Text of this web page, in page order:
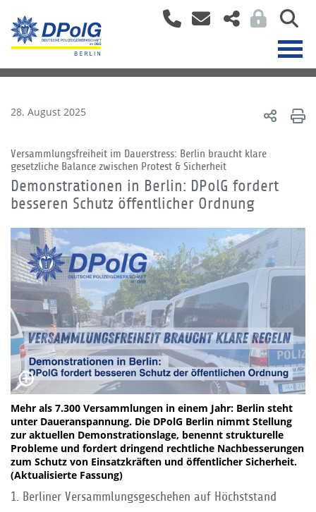
28. August 2025
Versammlungsfreiheit im Dauerstress: Berlin braucht klare
gesetzliche Balance zwischen Protest & Sicherheit
Demonstrationen in Berlin: DPolG fordert
besseren Schutz öffentlicher Ordnung
Mehr als 7.300 Versammlungen in einem Jahr: Berlin steht
unter Daueranspannung. Die DPolG Berlin nimmt Stellung
zur aktuellen Demonstrationslage, benennt strukturelle
Probleme und fordert dringend rechtliche Nachbesserungen
zum Schutz von Einsatzkräften und öffentlicher Sicherheit.
(Aktualisierte Fassung)
1. Berliner Versammlungsgeschehen auf Höchststand